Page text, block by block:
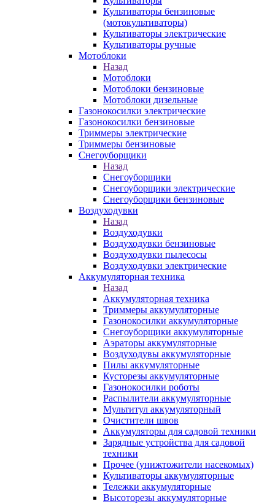
Культиваторы бензиновые
(мотокультиваторы)
Культиваторы электрические
Культиваторы ручные
Мотоблоки
Назад
Мотоблоки
Мотоблоки бензиновые
Мотоблоки дизельные
Газонокосилки электрические
Газонокосилки бензиновые
Триммеры электрические
Триммеры бензиновые
Снегоуборщики
Назад
Снегоуборщики
Снегоуборщики электрические
Снегоуборщики бензиновые
Воздуходувки
Назад
Воздуходувки
Воздуходувки бензиновые
Воздуходувки пылесосы
Воздуходувки электрические
Аккумуляторная техника
Назад
Аккумуляторная техника
Триммеры аккумуляторные
Газонокосилки аккумуляторные
Снегоуборщики аккумуляторные
Аэраторы аккумуляторные
Воздуходувы аккумуляторные
Пилы аккумуляторные
Кусторезы аккумуляторные
Газонокосилки роботы
Распылители аккумуляторные
Мультитул аккумуляторный
Очистители швов
Аккумуляторы для садовой техники
Зарядные устройства для садовой
техники
Прочее (унижтожители насекомых)
Культиваторы аккумуляторные
Тележки аккумуляторные
Высоторезы аккумуляторные